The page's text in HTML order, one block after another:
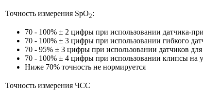
Точность измерения SpO2:
70 - 100% ± 2 цифры при использовании датчика-
70 - 100% ± 3 цифры при использовании гибкого
70 - 95% ± 3 цифры при использовании датчиков
70 - 100% ± 4 цифры при использовании клипсы на
Ниже 70% точность не нормируется
Точность измерения ЧСС